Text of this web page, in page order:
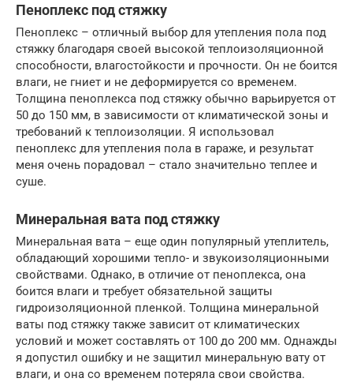
Пеноплекс под стяжку
Пеноплекс – отличный выбор для утепления пола под
стяжку благодаря своей высокой теплоизоляционной
способности, влагостойкости и прочности. Он не боится
влаги, не гниет и не деформируется со временем.
Толщина пеноплекса под стяжку обычно варьируется от
50 до 150 мм, в зависимости от климатической зоны и
требований к теплоизоляции. Я использовал
пеноплекс для утепления пола в гараже, и результат
меня очень порадовал – стало значительно теплее и
суше.
Минеральная вата под стяжку
Минеральная вата – еще один популярный утеплитель,
обладающий хорошими тепло- и звукоизоляционными
свойствами. Однако, в отличие от пеноплекса, она
боится влаги и требует обязательной защиты
гидроизоляционной пленкой. Толщина минеральной
ваты под стяжку также зависит от климатических
условий и может составлять от 100 до 200 мм. Однажды
я допустил ошибку и не защитил минеральную вату от
влаги, и она со временем потеряла свои свойства.